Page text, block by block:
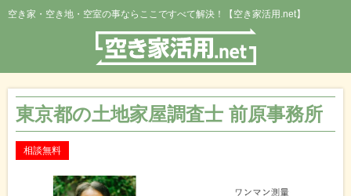
空き家・空き地・空室の事ならここですべて解決！【空き家活用.net】
東京都の土地家屋調査士 前原事務所
相談無料